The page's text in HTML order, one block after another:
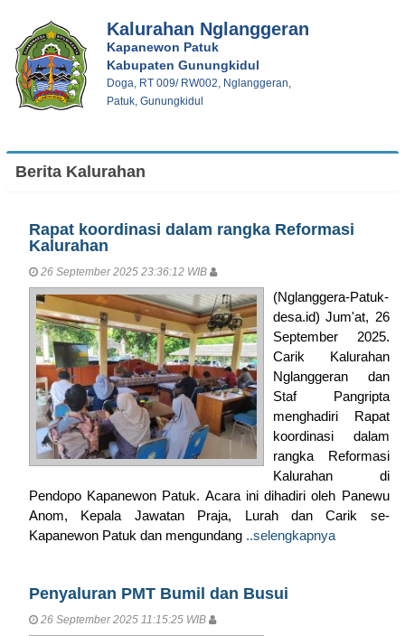
Kalurahan Nglanggeran
Kapanewon Patuk
Kabupaten Gunungkidul
Doga, RT 009/ RW002, Nglanggeran,
Patuk, Gunungkidul
Berita Kalurahan
Rapat koordinasi dalam rangka Reformasi
Kalurahan
26 September 2025 23:36:12 WIB
(Nglanggera-Patuk-
desa.id) Jum'at, 26
September 2025.
Carik Kalurahan
Nglanggeran dan
Staf Pangripta
menghadiri Rapat
koordinasi dalam
rangka Reformasi
Kalurahan di
Pendopo Kapanewon Patuk. Acara ini dihadiri oleh Panewu
Anom, Kepala Jawatan Praja, Lurah dan Carik se-
Kapanewon Patuk dan mengundang ..selengkapnya
Penyaluran PMT Bumil dan Busui
26 September 2025 11:15:25 WIB